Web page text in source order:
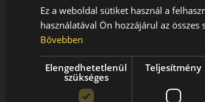
Ez a weboldal sütiket használ a
használatával Ön hozzájárul az
Bővebben
Elengedhetetlenül
szükséges
Teljesítmény